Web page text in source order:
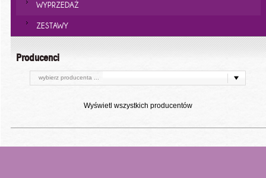
WYPRZEDAŻ
ZESTAWY
Producenci
wybierz producenta ...
Wyświetl wszystkich producentów